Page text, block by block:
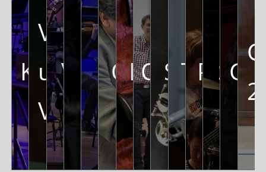
Klavier
Violine
und
Viola
Violoncello
Kontrabass
Querflöte
Klarinette
Oboe
2